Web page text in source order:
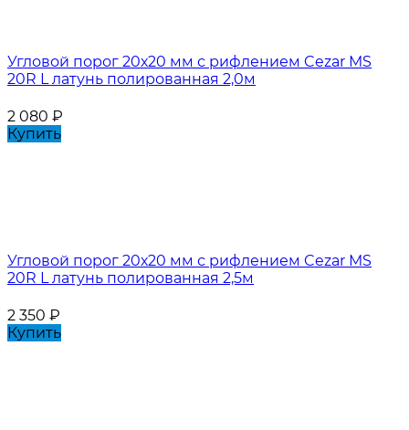
Угловой порог 20х20 мм с рифлением Cezar MS
20R L латунь полированная 2,0м
2 080 ₽
Купить
Угловой порог 20х20 мм с рифлением Cezar MS
20R L латунь полированная 2,5м
2 350 ₽
Купить